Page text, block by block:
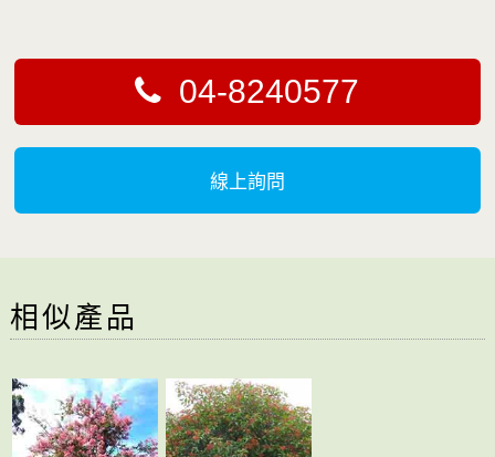
04-8240577
線上詢問
相似產品